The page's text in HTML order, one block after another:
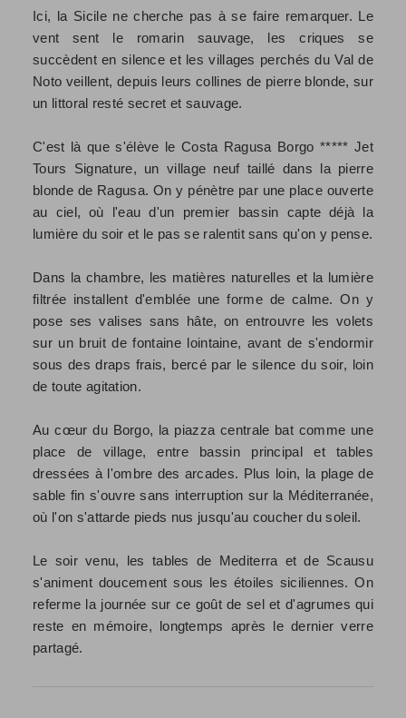
Ici, la Sicile ne cherche pas à se faire remarquer. Le
vent sent le romarin sauvage, les criques se
succèdent en silence et les villages perchés du Val de
Noto veillent, depuis leurs collines de pierre blonde, sur
un littoral resté secret et sauvage.
C'est là que s'élève le Costa Ragusa Borgo ***** Jet
Tours Signature, un village neuf taillé dans la pierre
blonde de Ragusa. On y pénètre par une place ouverte
au ciel, où l'eau d'un premier bassin capte déjà la
lumière du soir et le pas se ralentit sans qu'on y pense.
Dans la chambre, les matières naturelles et la lumière
filtrée installent d'emblée une forme de calme. On y
pose ses valises sans hâte, on entrouvre les volets
sur un bruit de fontaine lointaine, avant de s'endormir
sous des draps frais, bercé par le silence du soir, loin
de toute agitation.
Au cœur du Borgo, la piazza centrale bat comme une
place de village, entre bassin principal et tables
dressées à l'ombre des arcades. Plus loin, la plage de
sable fin s'ouvre sans interruption sur la Méditerranée,
où l'on s'attarde pieds nus jusqu'au coucher du soleil.
Le soir venu, les tables de Mediterra et de Scausu
s'animent doucement sous les étoiles siciliennes. On
referme la journée sur ce goût de sel et d'agrumes qui
reste en mémoire, longtemps après le dernier verre
partagé.